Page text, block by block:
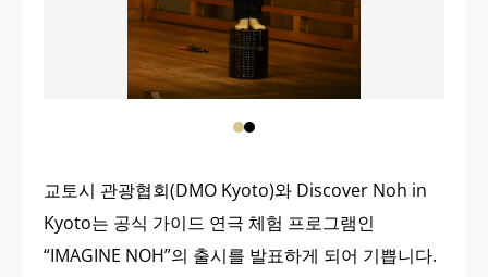
교토시 관광협회(DMO Kyoto)와 Discover Noh in
Kyoto는 공식 가이드 연극 체험 프로그램인
“IMAGINE NOH”의 출시를 발표하게 되어 기쁩니다.